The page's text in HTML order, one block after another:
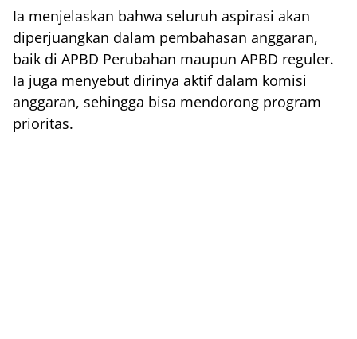
Ia menjelaskan bahwa seluruh aspirasi akan
diperjuangkan dalam pembahasan anggaran,
baik di APBD Perubahan maupun APBD reguler.
Ia juga menyebut dirinya aktif dalam komisi
anggaran, sehingga bisa mendorong program
prioritas.